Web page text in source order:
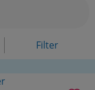
Filter